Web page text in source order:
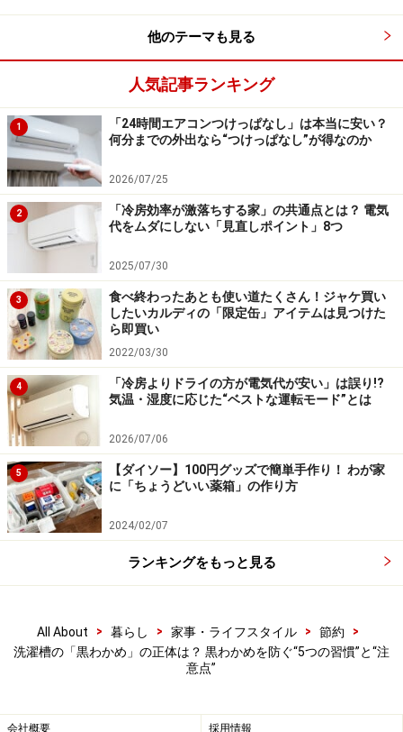
目に見えて分かりますが、浮いたゴミをネットです
くう手間がかかります。
浮いてきた黒わかめを取り除く
塩素系クリーナー
カビそのものを強力な薬剤で「溶かして分解」しま
す。ゴミをすくう手間がなく、手軽で確実です。
▼「乾燥機能」の活用
乾燥機能が付いている機種であれば、週に1回程度、空
回しでもいいので乾燥モードを動かすと、槽内の湿気を
リセットでき、カビの発生率を大幅に下げることができ
ます。
掃除の際の注意点
洗濯槽をきれいに保つ際、よかれと思ってやってしまい
がちなのが「研磨力の強いスポンジ」の使用です。洗濯
槽のプラスチック部分やパーツを硬いスポンジ（メラミ
ンスポンジなど）で強くこすると、目に見えない細かい
けんカスが引っかかりやすくなる原因。一度傷が付くと
専用のブラシで優しく汚れを落とすのがポイントです。
他のテーマも見る
人気記事ランキング
1
「24時間エアコンつけっぱなし」は本当に安い？
何分までの外出なら“つけっぱなし”が得なのか
2026/07/25
2
「冷房効率が激落ちする家」の共通点とは？ 電気
代をムダにしない「見直しポイント」8つ
2025/07/30
3
食べ終わったあとも使い道たくさん！ジャケ買い
したいカルディの「限定缶」アイテムは見つけた
ら即買い
2022/03/30
4
「冷房よりドライの方が電気代が安い」は誤り!?
気温・湿度に応じた“ベストな運転モード”とは
2026/07/06
5
【ダイソー】100円グッズで簡単手作り！ わが家
に「ちょうどいい薬箱」の作り方
2024/02/07
ランキングをもっと見る
All About > 暮らし > 家事・ライフスタイル > 節約
>
洗濯槽の「黒わかめ」の正体は？ 黒わかめを防ぐ“5つの習慣”と“注
意点”
会社概要 採用情報